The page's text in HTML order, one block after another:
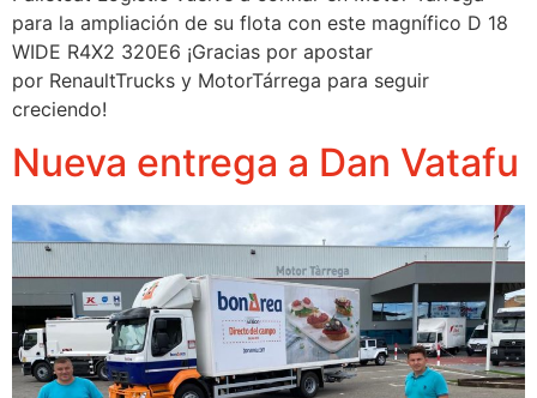
para la ampliación de su flota con este magnífico D 18
WIDE R4X2 320E6 ¡Gracias por apostar
por RenaultTrucks y MotorTárrega para seguir
creciendo!
Nueva entrega a Dan Vatafu